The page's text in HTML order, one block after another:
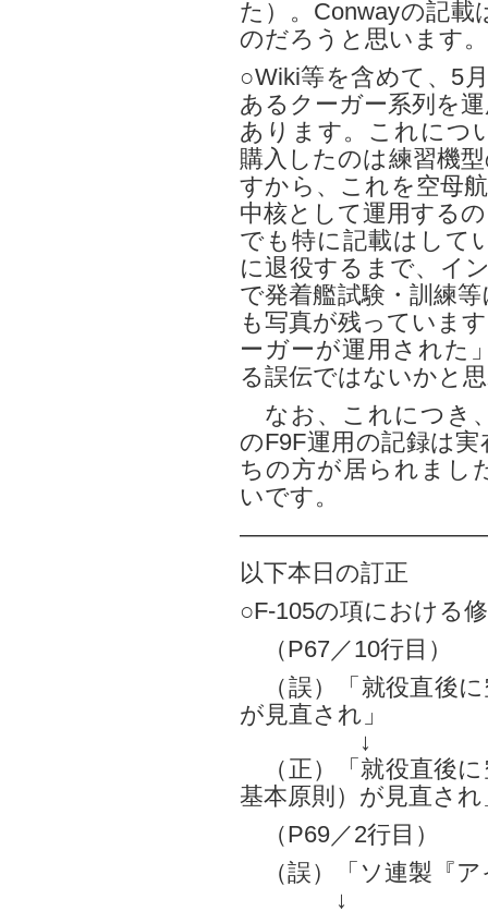
た）。Conwayの記
のだろうと思います。
○Wiki等を含めて、5
あるクーガー系列を
あります。これにつ
購入したのは練習機
すから、これを空母
中核として運用する
でも特に記載はして
に退役するまで、イ
で発着艦試験・訓練
も写真が残っていま
ーガーが運用された
る誤伝ではないかと
なお、これにつき
のF9F運用の記録は
ちの方が居られまし
いです。
以下本日の訂正
○F-105の項における
（P67／10行目）
（誤）「就役直後
が見直され」
↓
（正）「就役直後
基本原則）が見直され
（P69／2行目）
（誤）「ソ連製『ア
↓